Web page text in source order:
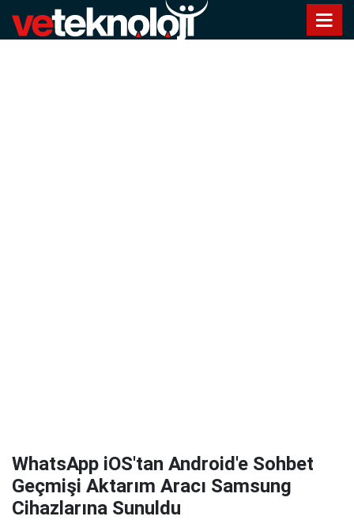
WhatsApp iOS'tan Android'e Sohbet
Geçmişi Aktarım Aracı Samsung
Cihazlarına Sunuldu